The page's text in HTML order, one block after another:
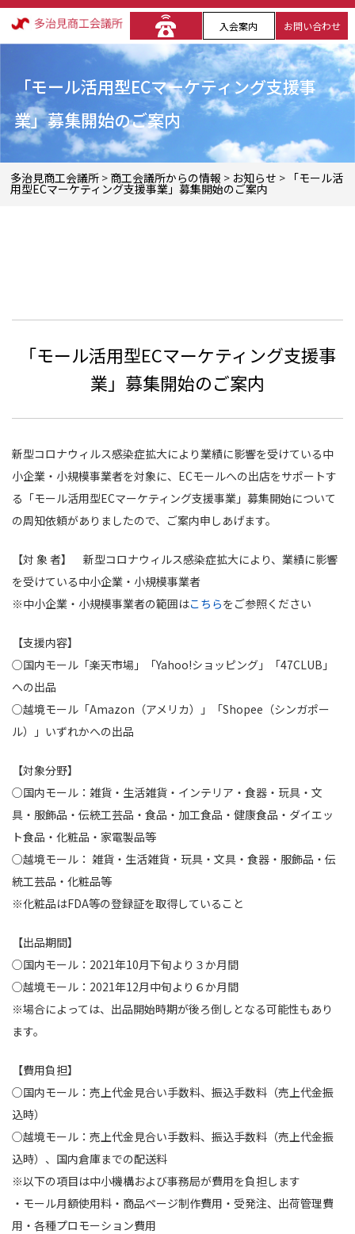
入会案内 お問い合わせ
「モール活用型ECマーケティング支援事
業」募集開始のご案内
多治見商工会議所 > 商工会議所からの情報 > お知らせ > 「モール活
用型ECマーケティング支援事業」募集開始のご案内
「モール活用型ECマーケティング支援事
業」募集開始のご案内
新型コロナウィルス感染症拡大により業績に影響を受けている中
小企業・小規模事業者を対象に、ECモールへの出店をサポートす
る「モール活用型ECマーケティング支援事業」募集開始について
の周知依頼がありましたので、ご案内申しあげます。
【対 象 者】 新型コロナウィルス感染症拡大により、業績に影響
を受けている中小企業・小規模事業者
※中小企業・小規模事業者の範囲はこちらをご参照ください
【支援内容】
○国内モール「楽天市場」「Yahoo!ショッピング」「47CLUB」
への出品
○越境モール「Amazon（アメリカ）」「Shopee（シンガポー
ル）」いずれかへの出品
【対象分野】
○国内モール：雑貨・生活雑貨・インテリア・食器・玩具・文
具・服飾品・伝統工芸品・食品・加工食品・健康食品・ダイエッ
ト食品・化粧品・家電製品等
○越境モール： 雑貨・生活雑貨・玩具・文具・食器・服飾品・伝
統工芸品・化粧品等
※化粧品はFDA等の登録証を取得していること
【出品期間】
○国内モール：2021年10月下旬より３か月間
○越境モール：2021年12月中旬より６か月間
※場合によっては、出品開始時期が後ろ倒しとなる可能性もあり
ます。
【費用負担】
○国内モール：売上代金見合い手数料、振込手数料（売上代金振
込時）
○越境モール：売上代金見合い手数料、振込手数料（売上代金振
込時）、国内倉庫までの配送料
※以下の項目は中小機構および事務局が費用を負担します
・モール月額使用料・商品ページ制作費用・受発注、出荷管理費
用・各種プロモーション費用